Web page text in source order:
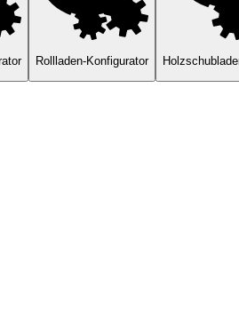
Rollladen-Konfigurator